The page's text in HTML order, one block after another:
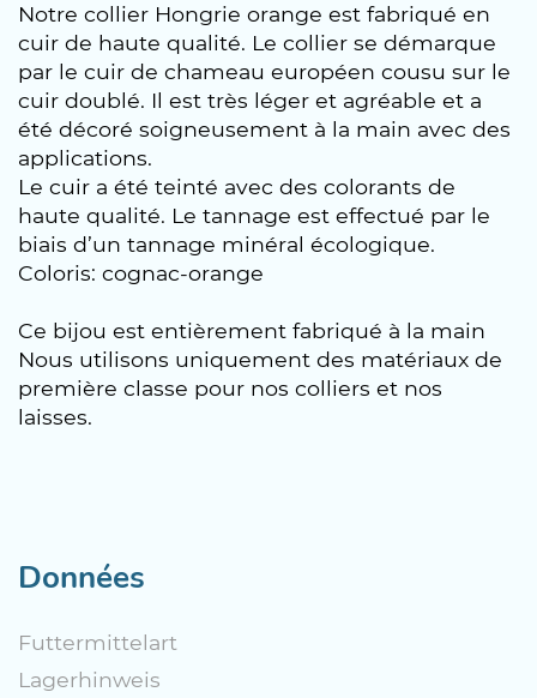
Notre collier Hongrie orange est fabriqué en
cuir de haute qualité. Le collier se démarque
par le cuir de chameau européen cousu sur le
cuir doublé. Il est très léger et agréable et a
été décoré soigneusement à la main avec des
applications.
Le cuir a été teinté avec des colorants de
haute qualité. Le tannage est effectué par le
biais d’un tannage minéral écologique.
Coloris: cognac-orange
Ce bijou est entièrement fabriqué à la main
Nous utilisons uniquement des matériaux de
première classe pour nos colliers et nos
laisses.
Données
Futtermittelart
Lagerhinweis